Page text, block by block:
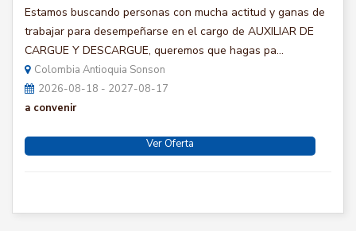
Estamos buscando personas con mucha actitud y ganas de
trabajar para desempeñarse en el cargo de AUXILIAR DE
CARGUE Y DESCARGUE, queremos que hagas pa...
Colombia Antioquia Sonson
2026-08-18 - 2027-08-17
a convenir
Ver Oferta